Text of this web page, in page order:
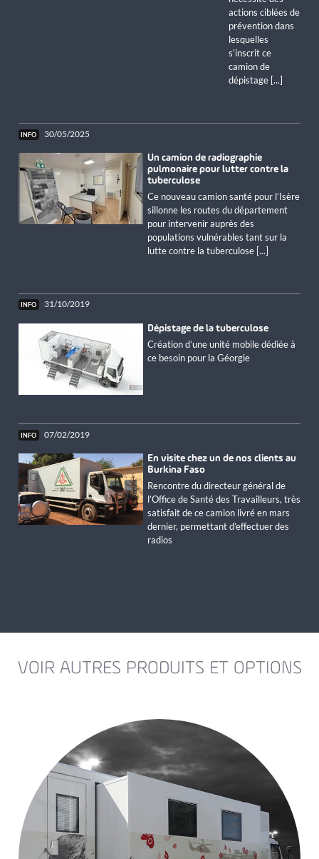
actions ciblées de
prévention dans
lesquelles
s’inscrit ce
camion de
dépistage [...]
30/05/2025
Un camion de radiographie
pulmonaire pour lutter contre la
tuberculose
Ce nouveau camion santé pour l’Isère
sillonne les routes du département
pour intervenir auprès des
populations vulnérables tant sur la
lutte contre la tuberculose [...]
31/10/2019
Dépistage de la tuberculose
Création d’une unité mobile dédiée à
ce besoin pour la Géorgie
07/02/2019
En visite chez un de nos clients au
Burkina Faso
Rencontre du directeur général de
l’Office de Santé des Travailleurs, très
satisfait de ce camion livré en mars
dernier, permettant d’effectuer des
radios
VOIR AUTRES PRODUITS ET OPTIONS